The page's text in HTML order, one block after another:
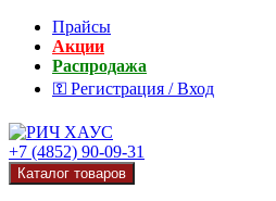
Прайсы
Акции
Распродажа
⚿ Регистрация / Вход
+7 (4852) 90-09-31
Каталог товаров